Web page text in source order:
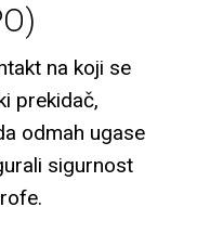
na koji se
prekidač,
odmah ugase
sigurnost